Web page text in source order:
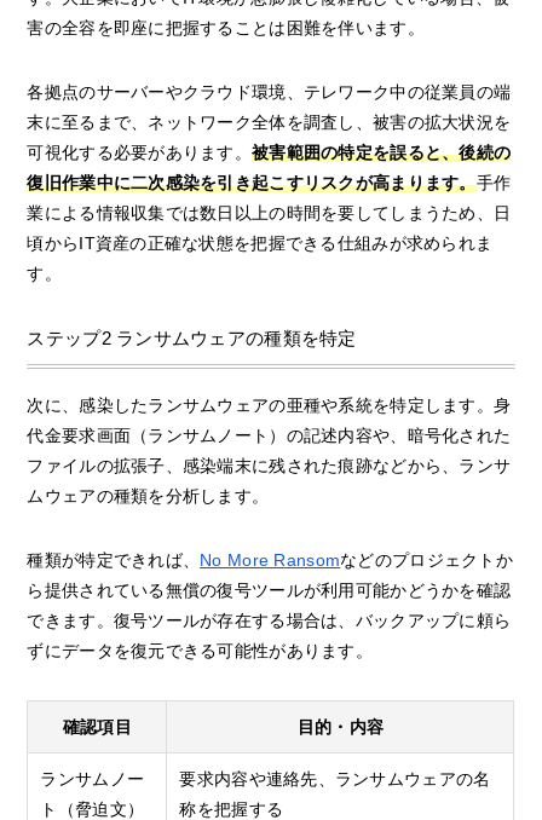
害の全容を即座に把握することは困難を伴います。
各拠点のサーバーやクラウド環境、テレワーク中の従業員の端
末に至るまで、ネットワーク全体を調査し、被害の拡大状況を
可視化する必要があります。被害範囲の特定を誤ると、後続の
復旧作業中に二次感染を引き起こすリスクが高まります。手作
業による情報収集では数日以上の時間を要してしまうため、日
頃からIT資産の正確な状態を把握できる仕組みが求められま
す。
ステップ2 ランサムウェアの種類を特定
次に、感染したランサムウェアの亜種や系統を特定します。身
代金要求画面（ランサムノート）の記述内容や、暗号化された
ファイルの拡張子、感染端末に残された痕跡などから、ランサ
ムウェアの種類を分析します。
種類が特定できれば、 No More Ransomなどのプロジェクトか
ら提供されている無償の復号ツールが利用可能かどうかを確認
できます。復号ツールが存在する場合は、バックアップに頼ら
ずにデータを復元できる可能性があります。
確認項目 目的・内容
ランサムノー
ト（脅迫文）
要求内容や連絡先、ランサムウェアの名
称を把握する